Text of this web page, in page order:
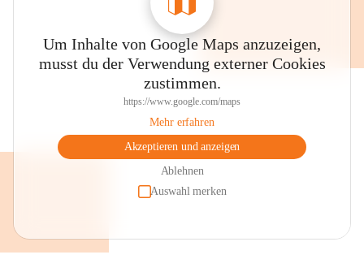
Um Inhalte von Google Maps anzuzeigen,
musst du der Verwendung externer Cookies
zustimmen.
https://www.google.com/maps
Mehr erfahren
Akzeptieren und anzeigen
Ablehnen
Auswahl merken